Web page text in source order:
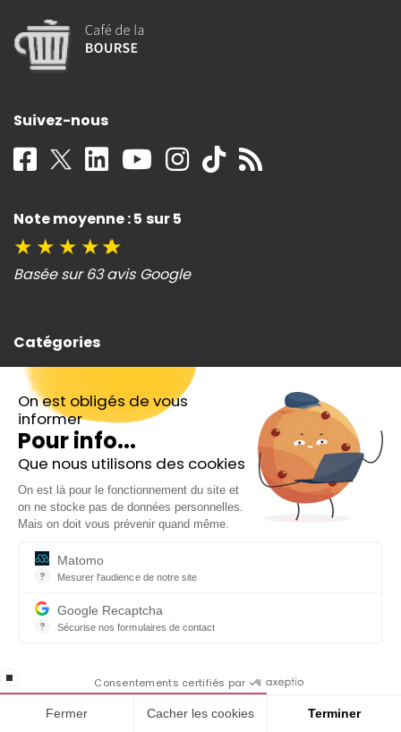
On est obligés de vous
informer
Pour info...
Que nous utilisons des cookies
On est là pour le fonctionnement du site et
on ne stocke pas de données personnelles.
Mais on doit vous prévenir quand même.
?
Matomo
Mesurer l'audience de notre site
?
Google Recaptcha
Sécurise nos formulaires de contact
stop loading Consentements certifiés par
Fermer Cacher les cookies Terminer
Inscrivez-vous gratuitement à
notre Newsletter hebdo
En cadeau notre ebook
politique de confidentialité de ce site
Suivez-nous
Note moyenne : 5 sur 5
★ ★ ★ ★★
Basée sur 63 avis Google
Catégories
Bourse
Crypto
Trading
Epargne
Top actions
Analyses actions
Banque
Produits financiers
Devenir rentier